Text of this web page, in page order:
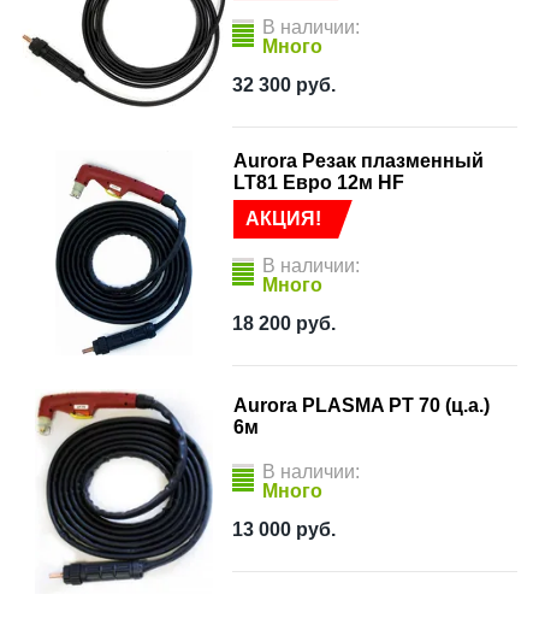
В наличии:
Много
32 300 руб.
АКЦИЯ!
Aurora Резак плазменный
LT81 Евро 12м HF
В наличии:
Много
18 200 руб.
Aurora PLASMA PT 70 (ц.а.)
6м
В наличии:
Много
13 000 руб.